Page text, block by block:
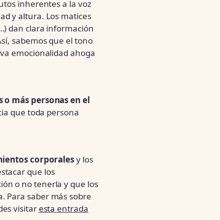
inherentes a la voz
y altura. Los matices
dan clara información
sabemos que el tono
emocionalidad ahoga
o más personas en el
que toda persona
corporalesy los
que los
o no tenerla y que los
Para saber más sobre
visitar esta entrada